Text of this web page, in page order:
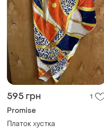
595 грн 1
Promise
Платок хустка